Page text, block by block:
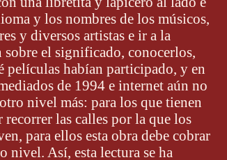
y los nombres de los músicos,
y diversos artistas e ir a la
el significado, conocerlos,
películas habían participado, y en
de 1994 e internet aún no
nivel más: para los que tienen
las calles por la que los
para ellos esta obra debe cobrar
nivel. Así, esta lectura se ha